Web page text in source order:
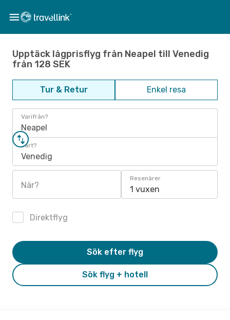
Upptäck lågprisflyg från Neapel till Venedig
från 128 SEK
Tur & Retur Enkel resa
Varifrån?
Neapel
Vart?
Venedig
När?
Resenärer
1 vuxen
Direktflyg
Sök flyg + hotell
Sök efter flyg